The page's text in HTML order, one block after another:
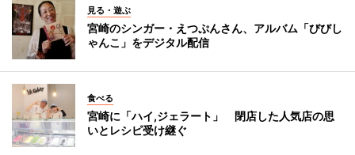
見る・遊ぶ
宮崎のシンガー・えつぷんさん、アルバム「びびし
ゃんこ」をデジタル配信
食べる
宮崎に「ハイ,ジェラート」 閉店した人気店の思
いとレシピ受け継ぐ